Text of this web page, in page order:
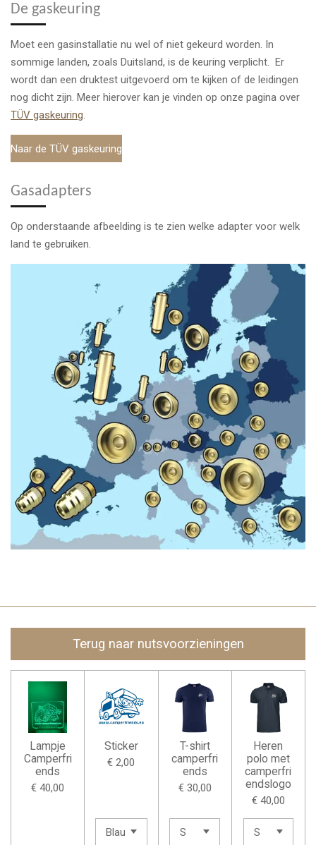
De gaskeuring
Moet een gasinstallatie nu wel of niet gekeurd worden. In
sommige landen, zoals Duitsland, is de keuring verplicht. Er
wordt dan een druktest uitgevoerd om te kijken of de leidingen
nog dicht zijn. Meer hierover kan je vinden op onze pagina over
TÜV gaskeuring.
Naar de TÜV gaskeuring
Gasadapters
Op onderstaande afbeelding is te zien welke adapter voor welk
land te gebruiken.
Terug naar nutsvoorzieningen
Lampje
Camperfri
ends
€ 40,00
Sticker
€ 2,00
T-shirt
camperfri
ends
€ 30,00
Heren
polo met
camperfri
endslogo
€ 40,00